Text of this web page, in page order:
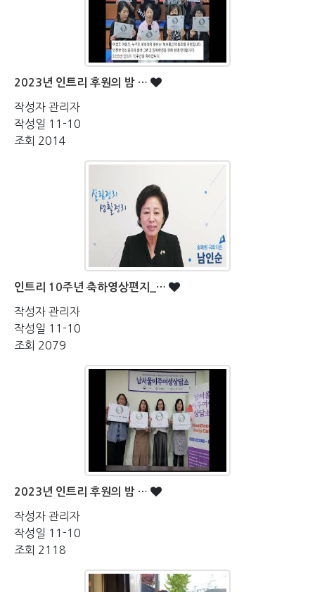
2023년 인트리 후원의 밤 …
작성자 관리자
작성일 11-10
조회 2014
인트리 10주년 축하영상편지_…
작성자 관리자
작성일 11-10
조회 2079
2023년 인트리 후원의 밤 …
작성자 관리자
작성일 11-10
조회 2118